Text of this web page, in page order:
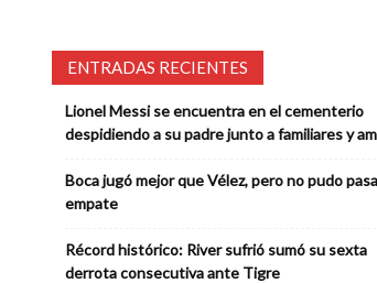
ENTRADAS RECIENTES
Lionel Messi se encuentra en el cementerio
despidiendo a su padre junto a familiares y
Boca jugó mejor que Vélez, pero no pudo
empate
Récord histórico: River sufrió sumó su sexta
derrota consecutiva ante Tigre